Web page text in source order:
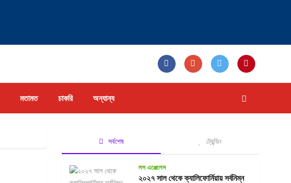
মতামত চাকরি অন্যান্য
সর্বশেষ ট্রেন্ডিং
লস এঞ্জেলেস
২০২৭ সাল থেকে ক্যালিফোর্নিয়ায় সর্বনিম্ন